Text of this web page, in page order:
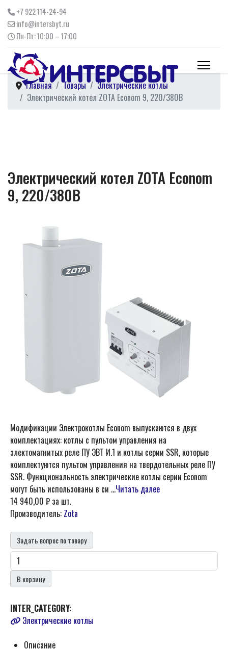
+7 922 114-24-94
info@intersbyt.ru
Пн-Пт: 10:00 – 17:00
Главная Товары
Электрические котлы
Электрический котел ZOTA Econom 9, 220/380В
Электрический котел ZOTA Econom
9, 220/380В
Модификации Электрокотлы Econom выпускаются в двух
комплектациях: котлы c пультом управления на
электомагнитых реле ПУ ЭВТ И.1 и котлы серии SSR, которые
комплектуются пультом управления на твердотельных реле ПУ
SSR. Функциональность электрические котлы серии Econom
могут быть использованы в си ...Читать далее
14 940,00 ₽ за шт.
Производитель: Zota
Задать вопрос по товару
В корзину
INTER_CATEGORY:
Электрические котлы
Описание